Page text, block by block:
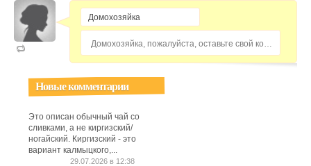
Домохозяйка, пожалуйста, оставьте свой комментарий...
Новые комментарии
Это описан обычный чай со
сливками, а не киргизский/
ногайский. Киргизский - это
вариант калмыцкого,...
29.07.2026 в 12:38